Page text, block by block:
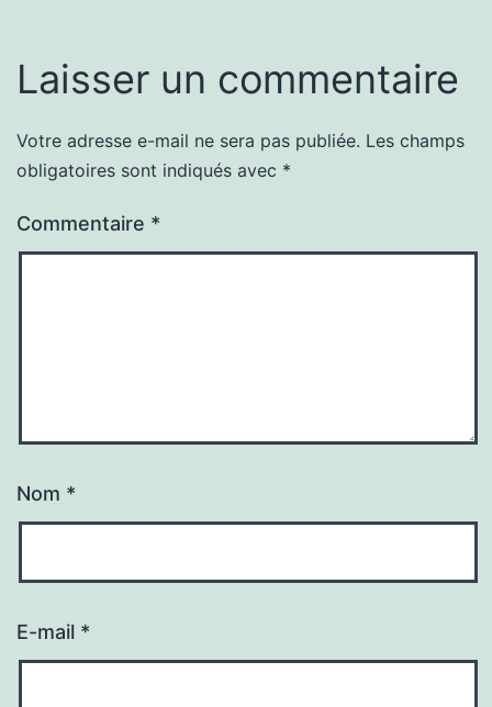
Laisser un commentaire
Votre adresse e-mail ne sera pas publiée. Les champs
obligatoires sont indiqués avec *
Commentaire *
Nom *
E-mail *